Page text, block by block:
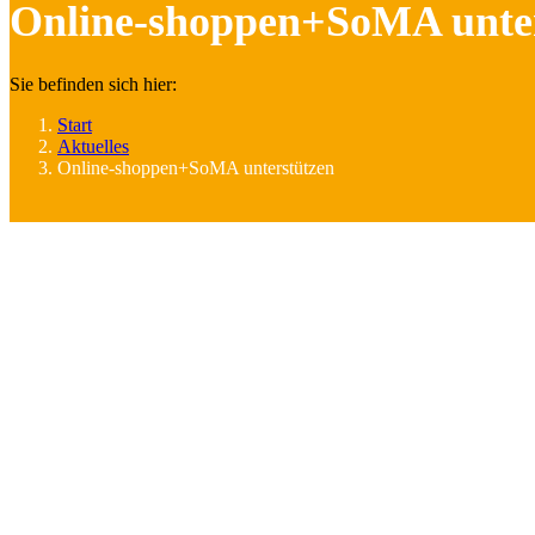
Online-shoppen+SoMA
Sie befinden sich hier:
Start
Aktuelles
Online-shoppen+SoMA unterstützen